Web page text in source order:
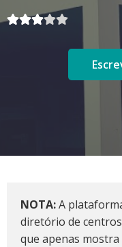
NOTA:A
diretório de
que apenas